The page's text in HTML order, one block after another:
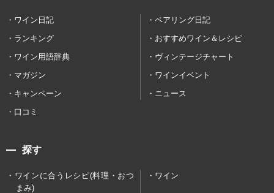
ワイン日記
ペアリング日記
ランキング
おすすめワイン＆レシピ
ワイン用語辞典
ヴィンテージチャート
マガジン
ワインイベント
キャンペーン
ニュース
口コミ
探す
ワインに合うレシピ(料理・おつ
まみ)
ワイン